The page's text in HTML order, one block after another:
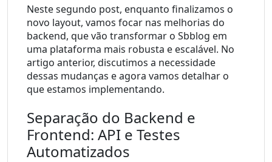
Neste segundo post, enquanto finalizamos o
novo layout, vamos focar nas melhorias do
backend, que vão transformar o Sbblog em
uma plataforma mais robusta e escalável. No
artigo anterior, discutimos a necessidade
dessas mudanças e agora vamos detalhar o
que estamos implementando.
Separação do Backend e
Frontend: API e Testes
Automatizados